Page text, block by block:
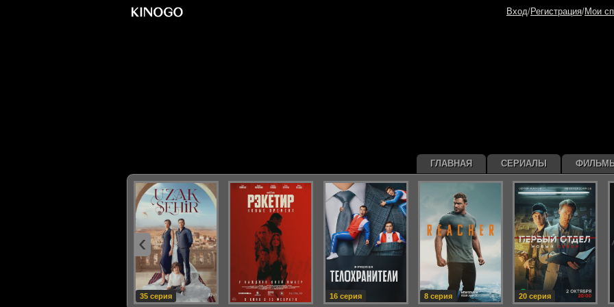
ГЛАВНАЯ СЕРИАЛЫ
35 серия 16 серия 8 серия 20 серия
‹
Вход/Регистрация/Мои